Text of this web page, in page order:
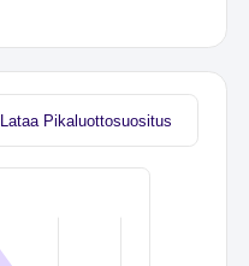
Lataa Pikaluottosuositus